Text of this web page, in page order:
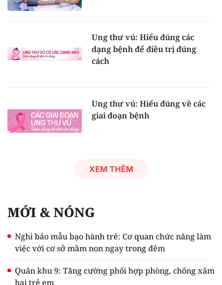
Ung thư vú: Hiểu đúng các
dạng bệnh để điều trị đúng
cách
Ung thư vú: Hiểu đúng về các
giai đoạn bệnh
XEM THÊM
MỚI & NÓNG
Nghi bảo mẫu bạo hành trẻ: Cơ quan chức năng làm
việc với cơ sở mầm non ngay trong đêm
Quân khu 9: Tăng cường phối hợp phòng, chống xâm
hại trẻ em